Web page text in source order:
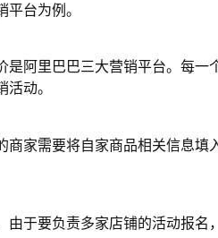
台为例。
是阿里巴巴三大营销平台。每
动。
商家需要将自家商品相关信息
由于要负责多家店铺的活动报名